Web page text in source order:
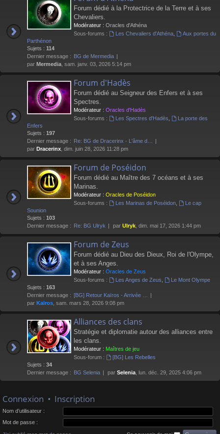
Forum dédié à la Protectrice de la Terre et à ses
Chevaliers.
Modérateur : Oracles d'Athéna
Sous-forums :
Les Chevaliers d'Athéna,
Aux portes du
Parthénon
Sujets : 114
Dernier message : BG de Mermedia
par Mermedia , sam. janv. 03, 2026 5:14 pm
Forum d'Hadès
Forum dédié au Seigneur des Enfers et à ses
Spectres.
Modérateur : Oracles d'Hadès
Sous-forums :
Les Spectres d'Hadès
La porte des
Enfers
Sujets : 197
Dernier message : Re: BG de Dracerinx - L'âme d…
par Dracerinx , dim. juin 28, 2026 11:28 pm
Forum de Poséidon
Forum dédié au Maître des 7 océans et à ses
Marinas.
Modérateur : Oracles de Poséidon
Sous-forums :
Les Marinas de Poséidon,
Le cap
Sounion
Sujets : 103
Dernier message : Re: BG Ulryk par Ulryk , dim. mai 17, 2026 1:44 pm
Forum de Zeus
Forum dédié au Dieu des Dieux, Roi de l'Olympe,
et à ses Anges.
Modérateur : Oracles de Zeus
Sous-forums :
Les Anges de Zeus
Le Mont Olympe
Sujets : 163
Dernier message : [BG] Retour Kaïros - Arrivée …
par Kaïros , sam. mars 28, 2026 9:08 pm
Alliances des clans
Stratégie et diplomatie autour des alliances entre
les clans.
Modérateur : Maîtres de jeu
Sous-forum :
[BG] Les Rebelles
Sujets : 34
Dernier message : BG Selenia par Selenia , lun. déc. 29, 2025 4:06 pm
Connexion • Inscription
Nom d’utilisateur :
Mot de passe :